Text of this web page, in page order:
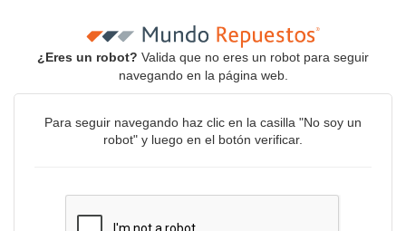
¿Eres un robot? Valida que no eres un robot para seguir
navegando en la página web.
Para seguir navegando haz clic en la casilla "No soy un
robot" y luego en el botón verificar.